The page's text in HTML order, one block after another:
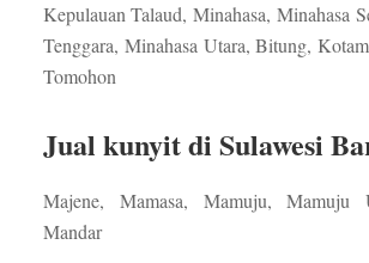
Kepulauan Talaud, Minahasa, Minahasa
Tenggara, Minahasa Utara, Bitung,
Tomohon
Jual kunyit di Sulawesi
Majene, Mamasa, Mamuju, Mamuju
Mandar